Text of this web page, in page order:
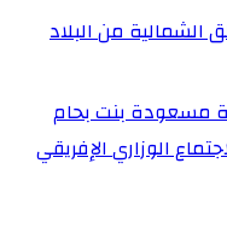
الشمالية من البلاد
مسعودة بنت بحام
الوزاري الإفريقي